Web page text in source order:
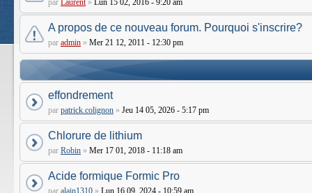
par Laurent » Lun 15 02, 2016 - 9:20 am
A propos de ce nouveau forum. Pourquoi s'inscrire?
par admin » Mer 21 12, 2011 - 12:30 pm
effondrement
par patrick.colignon » Jeu 14 05, 2026 - 5:17 pm
Chlorure de lithium
par Robin » Mer 17 01, 2018 - 11:18 am
Acide formique Formic Pro
par alain1310 » Lun 16 09, 2024 - 10:59 am